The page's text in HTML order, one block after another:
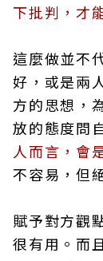
下批判，才
這麼做並不
好，或是兩
方的思想，
放的態度問
人而言，會
不容易，但
賦予對方觀
很有用。而